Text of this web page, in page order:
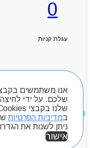
שלכם. על ידי
במדיניות הפרטיות
ניתן לשנות את
אישור
0
עגלת קניות
חיפוש מוצרים
מוצרים שאהבתי
ראשי
המגזין
מותגים
Byou